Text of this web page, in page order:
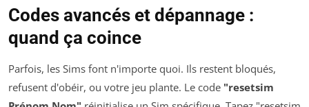
Codes avancés et dépannage :
quand ça coince
Parfois, les Sims font n'importe quoi. Ils restent bloqués,
refusent d'obéir, ou votre jeu plante. Le code "resetsim